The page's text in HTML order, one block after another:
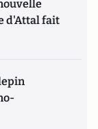
d'Attal fait